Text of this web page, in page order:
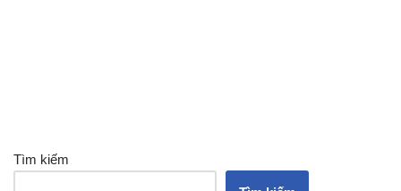
Tìm kiếm